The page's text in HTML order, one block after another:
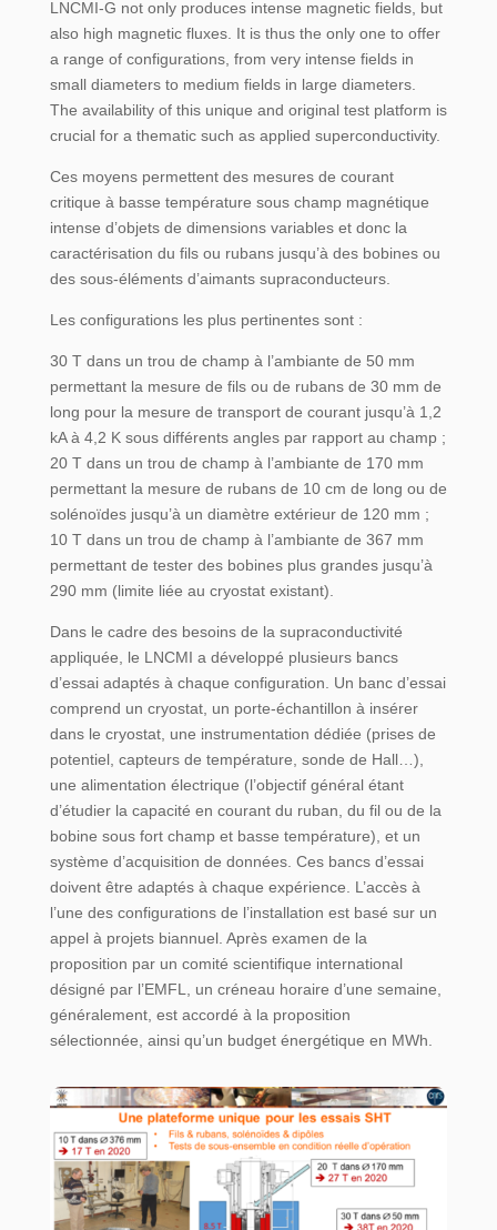
LNCMI-G not only produces intense magnetic fields, but
also high magnetic fluxes. It is thus the only one to offer
a range of configurations, from very intense fields in
small diameters to medium fields in large diameters.
The availability of this unique and original test platform is
crucial for a thematic such as applied superconductivity.
Ces moyens permettent des mesures de courant
critique à basse température sous champ magnétique
intense d’objets de dimensions variables et donc la
caractérisation du fils ou rubans jusqu’à des bobines ou
des sous-éléments d’aimants supraconducteurs.
Les configurations les plus pertinentes sont :
30 T dans un trou de champ à l’ambiante de 50 mm
permettant la mesure de fils ou de rubans de 30 mm de
long pour la mesure de transport de courant jusqu’à 1,2
kA à 4,2 K sous différents angles par rapport au champ ;
20 T dans un trou de champ à l’ambiante de 170 mm
permettant la mesure de rubans de 10 cm de long ou de
solénoïdes jusqu’à un diamètre extérieur de 120 mm ;
10 T dans un trou de champ à l’ambiante de 367 mm
permettant de tester des bobines plus grandes jusqu’à
290 mm (limite liée au cryostat existant).
Dans le cadre des besoins de la supraconductivité
appliquée, le LNCMI a développé plusieurs bancs
d’essai adaptés à chaque configuration. Un banc d’essai
comprend un cryostat, un porte-échantillon à insérer
dans le cryostat, une instrumentation dédiée (prises de
potentiel, capteurs de température, sonde de Hall…),
une alimentation électrique (l’objectif général étant
d’étudier la capacité en courant du ruban, du fil ou de la
bobine sous fort champ et basse température), et un
système d’acquisition de données. Ces bancs d’essai
doivent être adaptés à chaque expérience. L’accès à
l’une des configurations de l’installation est basé sur un
appel à projets biannuel. Après examen de la
proposition par un comité scientifique international
désigné par l’EMFL, un créneau horaire d’une semaine,
généralement, est accordé à la proposition
sélectionnée, ainsi qu’un budget énergétique en MWh.